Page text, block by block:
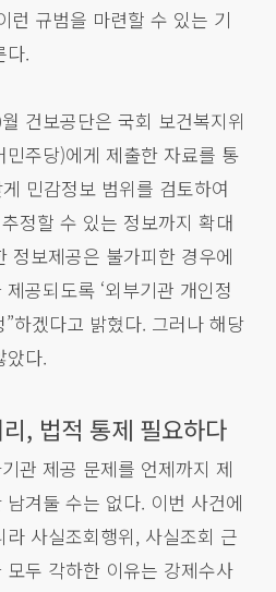
런 규범을 마련할 수 있는 기
다.
건보공단은 국회 보건복지위
주당)에게 제출한 자료를 통
민감정보 범위를 검토하여
정할 수 있는 정보까지 확대
정보제공은 불가피한 경우에
공되도록 ‘외부기관 개인정
하겠다고 밝혔다. 그러나 해당
았다.
, 법적 통제 필요하다
관 제공 문제를 언제까지 제
겨둘 수는 없다. 이번 사건에
사실조회행위, 사실조회 근
두 각하한 이유는 강제수사